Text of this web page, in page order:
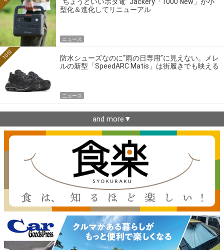
“ちょうどいいポタ電” Jackery「1000 New」が小
型化＆進化してリニューアル
ニュース
防水シューズなのに“雨の日専用”に見えない。メレ
ルの新型「SpeedARC Matis」は街履きでも映える
10位
ニュース
and more▼